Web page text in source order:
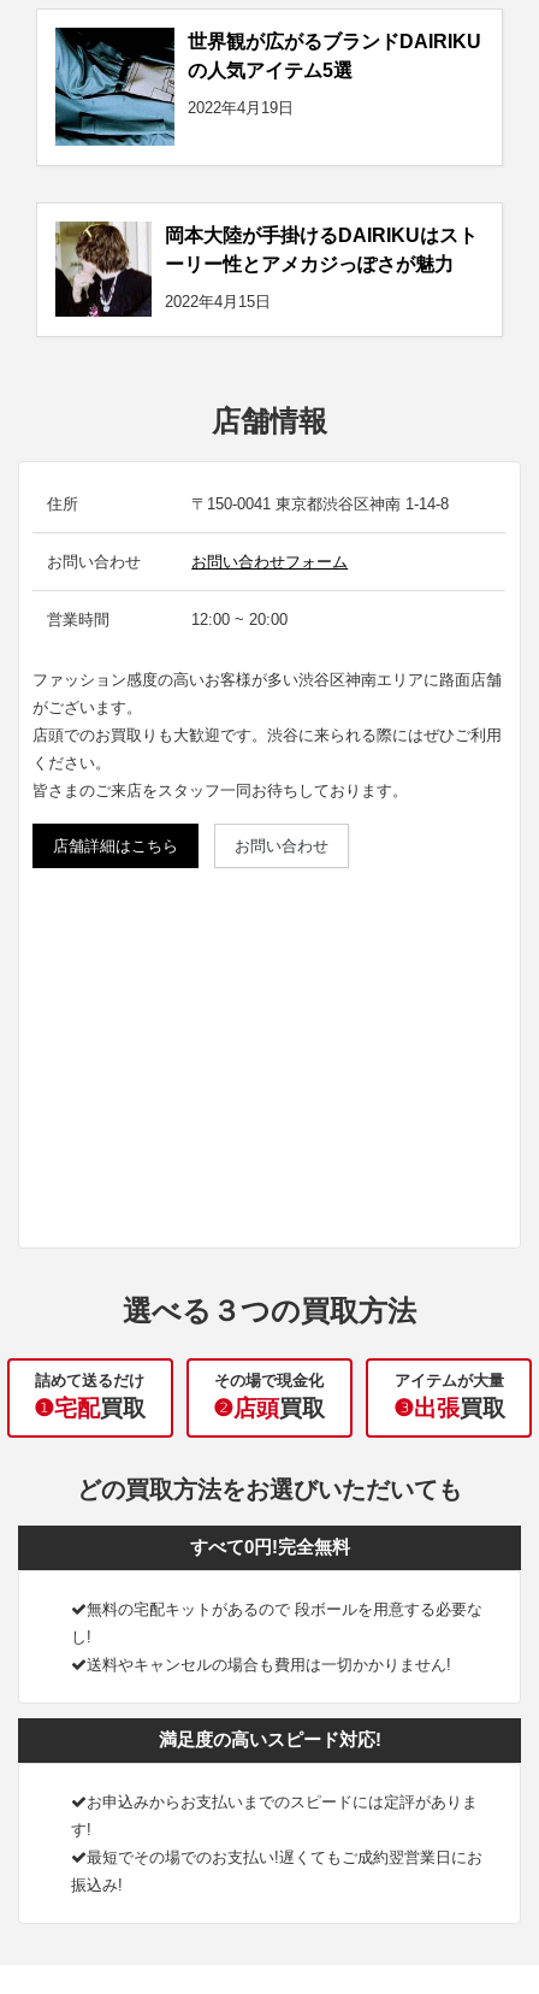
世界観が広がるブランドDAIRIKU
の人気アイテム5選
2022年4月19日
岡本大陸が手掛けるDAIRIKUはスト
ーリー性とアメカジっぽさが魅力
2022年4月15日
店舗情報
住所 〒150-0041 東京都渋谷区神南 1-14-8
お問い合わせ お問い合わせフォーム
営業時間 12:00 ~ 20:00
ファッション感度の高いお客様が多い渋谷区神南エリアに路面店舗
がございます。
店頭でのお買取りも大歓迎です。渋谷に来られる際にはぜひご利用
ください。
皆さまのご来店をスタッフ一同お待ちしております。
店舗詳細はこちら お問い合わせ
選べる３つの買取方法
詰めて送るだけ
❶宅配買取
その場で現金化
❷店頭買取
アイテムが大量
❸出張買取
どの買取方法をお選びいただいても
すべて0円!完全無料
無料の宅配キットがあるので 段ボールを用意する必要な
し!
送料やキャンセルの場合も費用は一切かかりません!
満足度の高いスピード対応!
お申込みからお支払いまでのスピードには定評がありま
す!
最短でその場でのお支払い!遅くてもご成約翌営業日にお
振込み!